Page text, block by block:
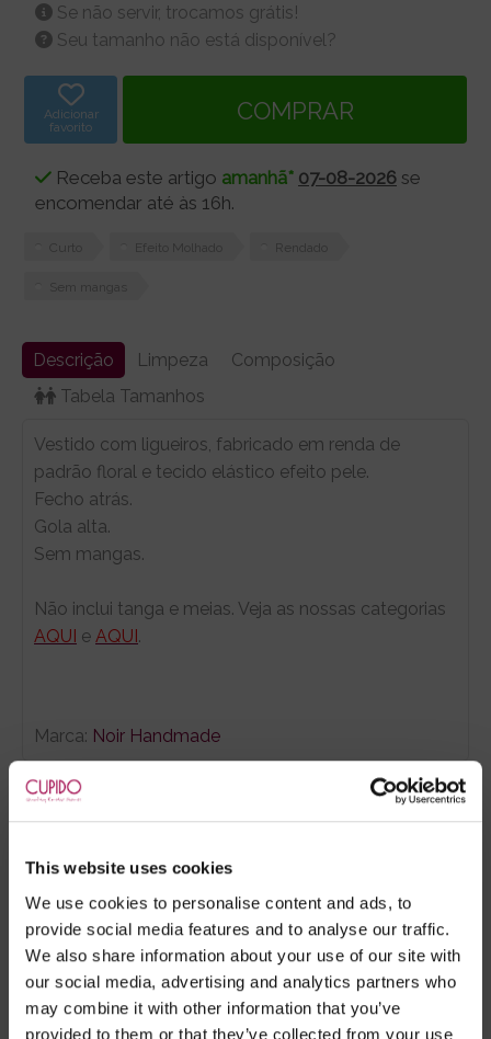
This website uses cookies
We use cookies to personalise content and ads, to
provide social media features and to analyse our traffic.
We also share information about your use of our site with
our social media, advertising and analytics partners who
may combine it with other information that you’ve
provided to them or that they’ve collected from your use
Se não servir, trocamos grátis!
Seu tamanho não está disponível?
Adicionar
favorito
Receba este artigo amanhã* 07-08-2026 se
encomendar até às 16h.
Curto Efeito Molhado
Descrição Limpeza
Composição
Tabela Tamanhos
Vestido com ligueiros, fabricado em renda de
padrão floral e tecido elástico efeito pele.
Fecho atrás.
Gola alta.
Sem mangas.
Não inclui tanga e meias. Veja as nossas categorias
AQUI e AQUI.
Marca: Noir Handmade
- Embalagens 100% discretas
- *Entrega em 24 horas para pedidos antes das 16:00 h.
horas, dias úteis. Portugal e Espanha Continental para
artigos em stock. Portes gratis depende do país de envio.
Possibilidade de atraso em épocas festivas.
RECOMENDAMOS